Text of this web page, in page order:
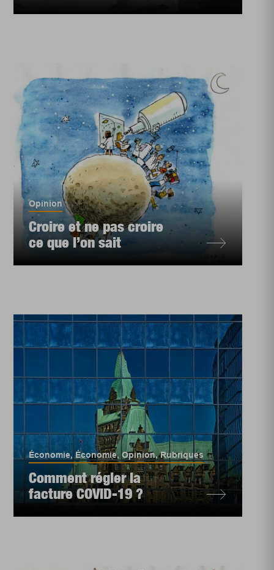
Opinion
Croire et ne pas croire
ce que l’on sait
Économie,Économie,Opinion,Rubriques
Comment régler la
facture COVID-19 ?